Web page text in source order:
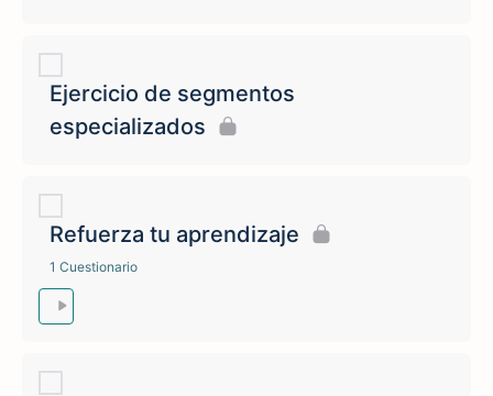
Ejercicio de segmentos
especializados
Refuerza tu aprendizaje
1 Cuestionario